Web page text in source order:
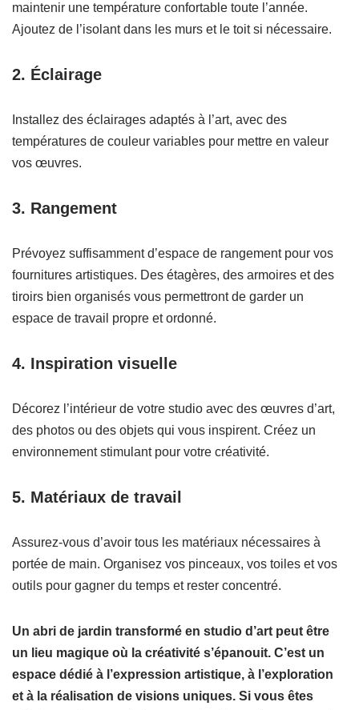
maintenir une température confortable toute l’année.
Ajoutez de l’isolant dans les murs et le toit si nécessaire.
2. Éclairage
Installez des éclairages adaptés à l’art, avec des
températures de couleur variables pour mettre en valeur
vos œuvres.
3. Rangement
Prévoyez suffisamment d’espace de rangement pour vos
fournitures artistiques. Des étagères, des armoires et des
tiroirs bien organisés vous permettront de garder un
espace de travail propre et ordonné.
4. Inspiration visuelle
Décorez l’intérieur de votre studio avec des œuvres d’art,
des photos ou des objets qui vous inspirent. Créez un
environnement stimulant pour votre créativité.
5. Matériaux de travail
Assurez-vous d’avoir tous les matériaux nécessaires à
portée de main. Organisez vos pinceaux, vos toiles et vos
outils pour gagner du temps et rester concentré.
Un abri de jardin transformé en studio d’art peut être
un lieu magique où la créativité s’épanouit. C’est un
espace dédié à l’expression artistique, à l’exploration
et à la réalisation de visions uniques. Si vous êtes